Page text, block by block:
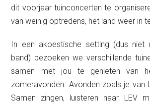
dit voorjaar tuinconcerten te
van weinig optredens, het land weer in
In een akoestische setting (dus niet
band) bezoeken we verschillende
samen met jou te genieten van
zomeravonden. Avonden zoals je van
Samen zingen, luisteren naar LEV